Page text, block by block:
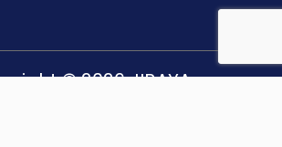
© 2026 JIBAYA